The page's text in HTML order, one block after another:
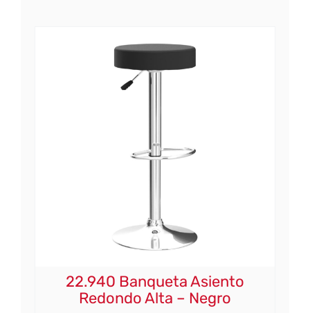
22.940 Banqueta Asiento
Redondo Alta – Negro